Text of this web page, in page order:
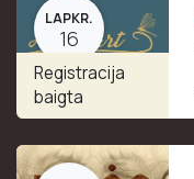
LAPKR.
16
Registracija
baigta